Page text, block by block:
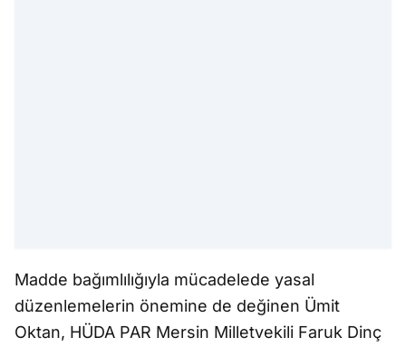
Madde bağımlılığıyla mücadelede yasal
düzenlemelerin önemine de değinen Ümit
Oktan, HÜDA PAR Mersin Milletvekili Faruk Dinç